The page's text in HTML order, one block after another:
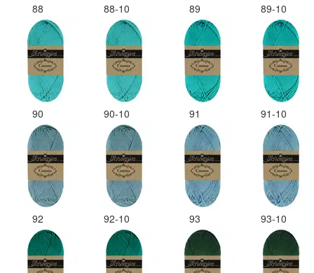
88 88-10 89 89-10
90 90-10 91 91-10
92 92-10 93 93-10